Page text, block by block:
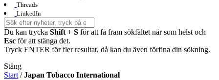
Threads
LinkedIn
Du kan trycka Shift + S för att få fram sökfältet när som helst och
Esc för att stänga det.
Tryck ENTER för fler resultat, då kan du även förfina din sökning.
Stäng
Start /Japan Tobacco International